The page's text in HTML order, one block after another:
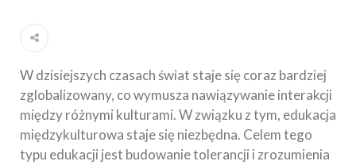
W dzisiejszych czasach świat staje się coraz bardziej
zglobalizowany, co wymusza nawiązywanie interakcji
między różnymi kulturami. W związku z tym, edukacja
międzykulturowa staje się niezbędna. Celem tego
typu edukacji jest budowanie tolerancji i zrozumienia